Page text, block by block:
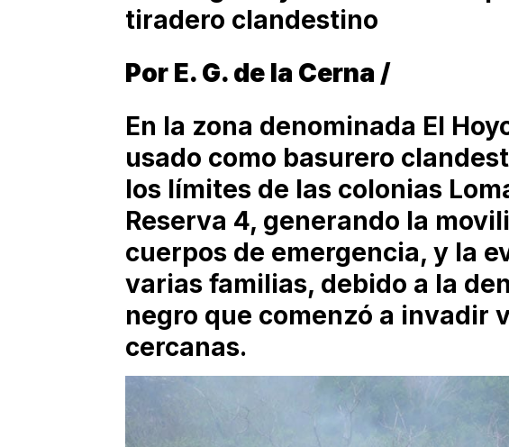
tiradero clandestino
Por E. G. de la Cerna /
En la zona denominada El
usado como basurero
los límites de las colonias
Reserva 4, generando la
cuerpos de emergencia, y la
varias familias, debido a la
negro que comenzó a invadir
cercanas.